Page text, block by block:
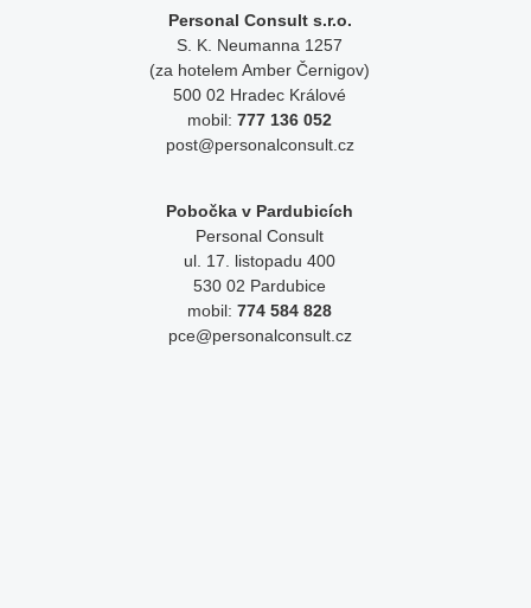
Personal Consult s.r.o.
S. K. Neumanna 1257
(za hotelem Amber Černigov)
500 02 Hradec Králové
mobil: 777 136 052
post@personalconsult.cz
Pobočka v Pardubicích
Personal Consult
ul. 17. listopadu 400
530 02 Pardubice
mobil: 774 584 828
pce@personalconsult.cz